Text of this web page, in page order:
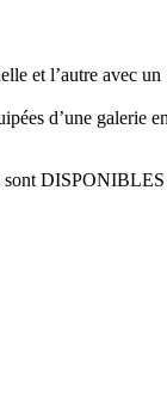
et l’autre avec un
d’une galerie
sont DISPONIBLES